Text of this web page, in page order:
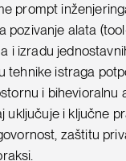
prompt
pozivanje alata
i izradu
tehnike istraga
i
uključuje i ključne
zaštitu